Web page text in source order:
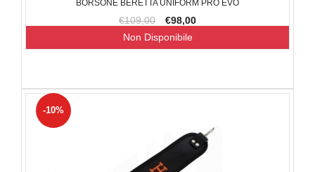
BORSONE BERETTA UNIFORM PRO EVO
€109,00 €98,00
Non Disponibile
-10%